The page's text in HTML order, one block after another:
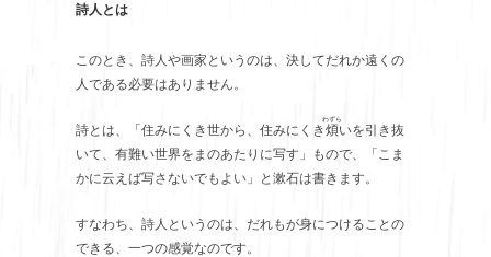
詩人とは
このとき、詩人や画家というのは、決してだれか遠くの
人である必要はありません。
詩とは、「住みにくき世から、住みにくき煩
わずら
いを引き抜
いて、有難い世界をまのあたりに写す」もので、「こま
かに云えば写さないでもよい」と漱石は書きます。
すなわち、詩人というのは、だれもが身につけることの
できる、一つの感覚なのです。